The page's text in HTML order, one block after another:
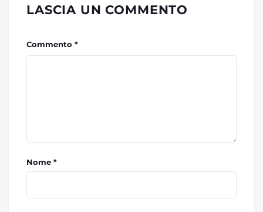
LASCIA UN COMMENTO
Commento *
Nome *